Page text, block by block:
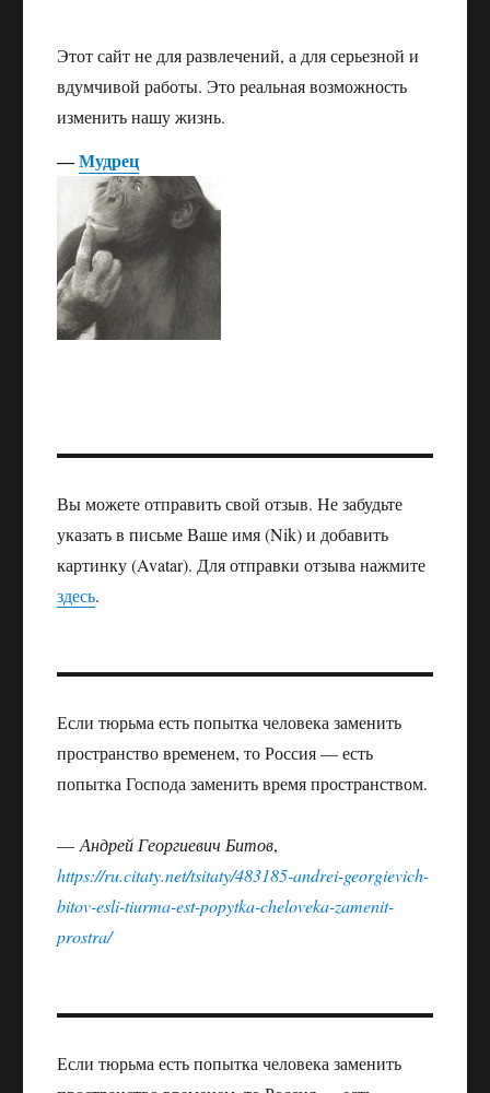
Этот сайт не для развлечений, а для серьезной и
вдумчивой работы. Это реальная возможность
изменить нашу жизнь.
―Мудрец
Вы можете отправить свой отзыв. Не забудьте
указать в письме Ваше имя (Nik) и добавить
картинку (Avatar). Для отправки отзыва нажмите
здесь.
Если тюрьма есть попытка человека заменить
пространство временем, то Россия — есть
попытка Господа заменить время пространством.
—Андрей Георгиевич Битов,
https://ru.citaty.net/tsitaty/483185-andrei-georgievich-
bitov-esli-tiurma-est-popytka-cheloveka-zamenit-
prostra/
Если тюрьма есть попытка человека заменить